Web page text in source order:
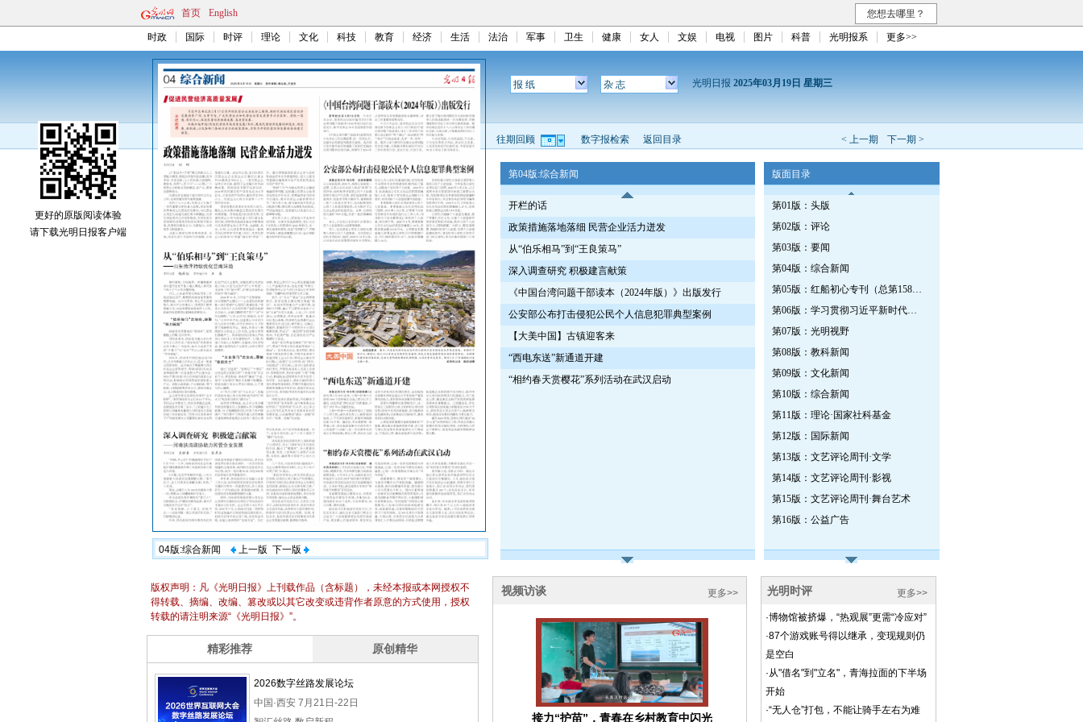
首页 English 您想去哪里？
时政 国际 时评 理论 文化 科技 教育 经济 生活 法治 军事 卫生 健康 女人 文娱 电视 图片 科普 光明报系 更多>>
04版:综合新闻 上一版 下一版
报 纸 杂 志 光明日报 2025年03月19日 星期三
< 上一期 下一期 >
往期回顾 数字报检索 返回目录
第04版:综合新闻
开栏的话
政策措施落地落细 民营企业活力迸发
从“伯乐相马”到“王良策马”
深入调查研究 积极建言献策
《中国台湾问题干部读本（2024年版）》出版发行
公安部公布打击侵犯公民个人信息犯罪典型案例
【大美中国】古镇迎客来
“西电东送”新通道开建
“相约春天赏樱花”系列活动在武汉启动
版面目录
第01版：头版
第02版：评论
第03版：要闻
第04版：综合新闻
第05版：红船初心专刊（总第1587期）
第06版：学习贯彻习近平新时代中国特色社会主义思想专刊
第07版：光明视野
第08版：教科新闻
第09版：文化新闻
第10版：综合新闻
第11版：理论·国家社科基金
第12版：国际新闻
第13版：文艺评论周刊·文学
第14版：文艺评论周刊·影视
第15版：文艺评论周刊·舞台艺术
第16版：公益广告
更好的原版阅读体验
请下载光明日报客户端